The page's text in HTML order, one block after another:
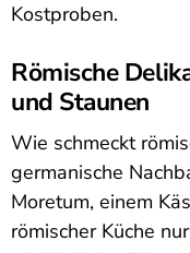
Kostproben.
Römische
und Staunen
Wie schmeckt
germanische
Moretum, einem
römischer Küche